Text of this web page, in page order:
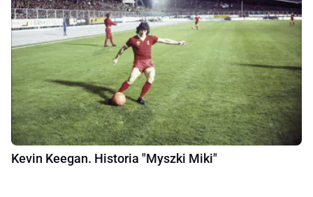
Kevin Keegan. Historia "Myszki Miki"